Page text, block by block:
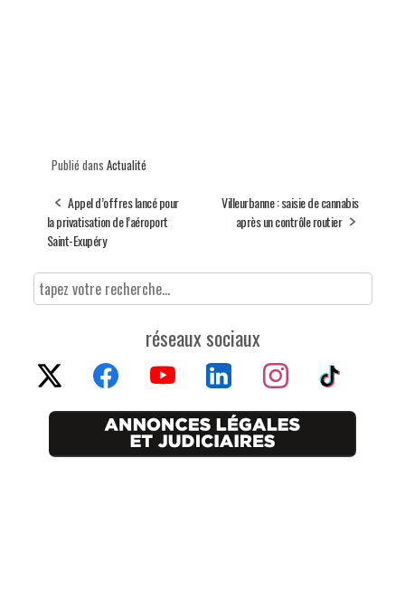
Publié dans Actualité
Appel d’offres lancé pour
la privatisation de l’aéroport
Saint-Exupéry
Villeurbanne : saisie de cannabis
après un contrôle routier
réseaux sociaux